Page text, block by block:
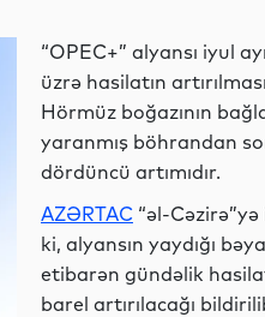
“OPEC+” alyansı iyul
üzrə hasilatın
Hörmüz boğazının
yaranmış böhrandan
dördüncü artımıdır.
AZƏRTAC “əl-
ki, alyansın yaydığı
etibarən gündəlik
barel artırılacağı